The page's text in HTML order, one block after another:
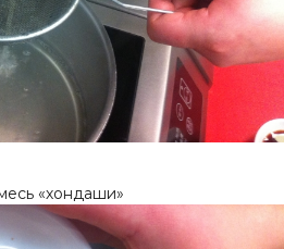
«хондаши»